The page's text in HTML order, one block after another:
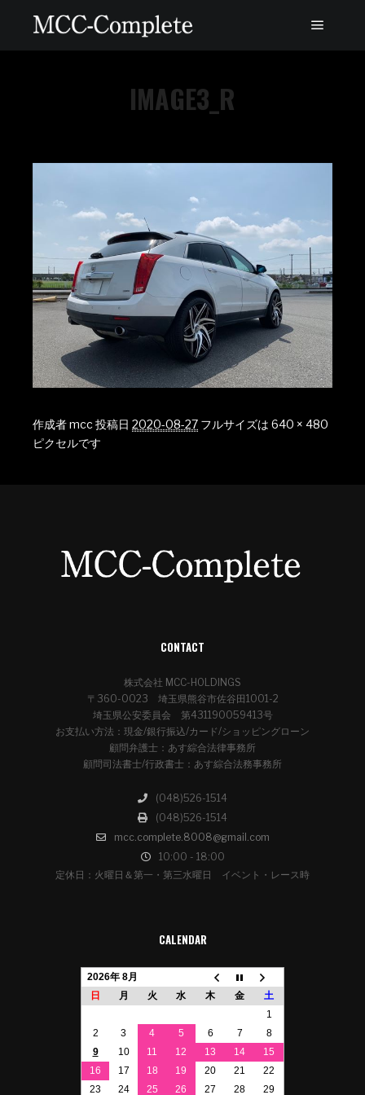
IMAGE3_R
作成者mcc投稿日 2020-08-27 フルサイズは 640 × 480
ピクセルです
CONTACT
株式会社 MCC-HOLDINGS
〒360-0023 埼玉県熊谷市佐谷田1001-2
埼玉県公安委員会 第431190059413号
お支払い方法：現金/銀行振込/カード/ショッピングローン
顧問弁護士：あす綜合法律事務所
顧問司法書士/行政書士：あす綜合法務事務所
(048)526-1514
(048)526-1514
mcc.complete.8008@gmail.com
10:00 - 18:00
定休日：火曜日＆第一・第三水曜日 イベント・レース時
CALENDAR
2026年 8月
日
月 火 水 木 金
土
1
2
3 4 5 6 7
8
9
10 11 12 13 14
15
16
17 18 19 20 21
22
23
24 25 26 27 28 29